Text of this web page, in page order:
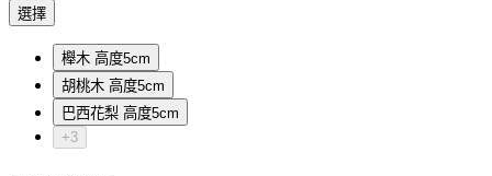
選擇
櫸木 高度5cm
胡桃木 高度5cm
巴西花梨 高度5cm
+3